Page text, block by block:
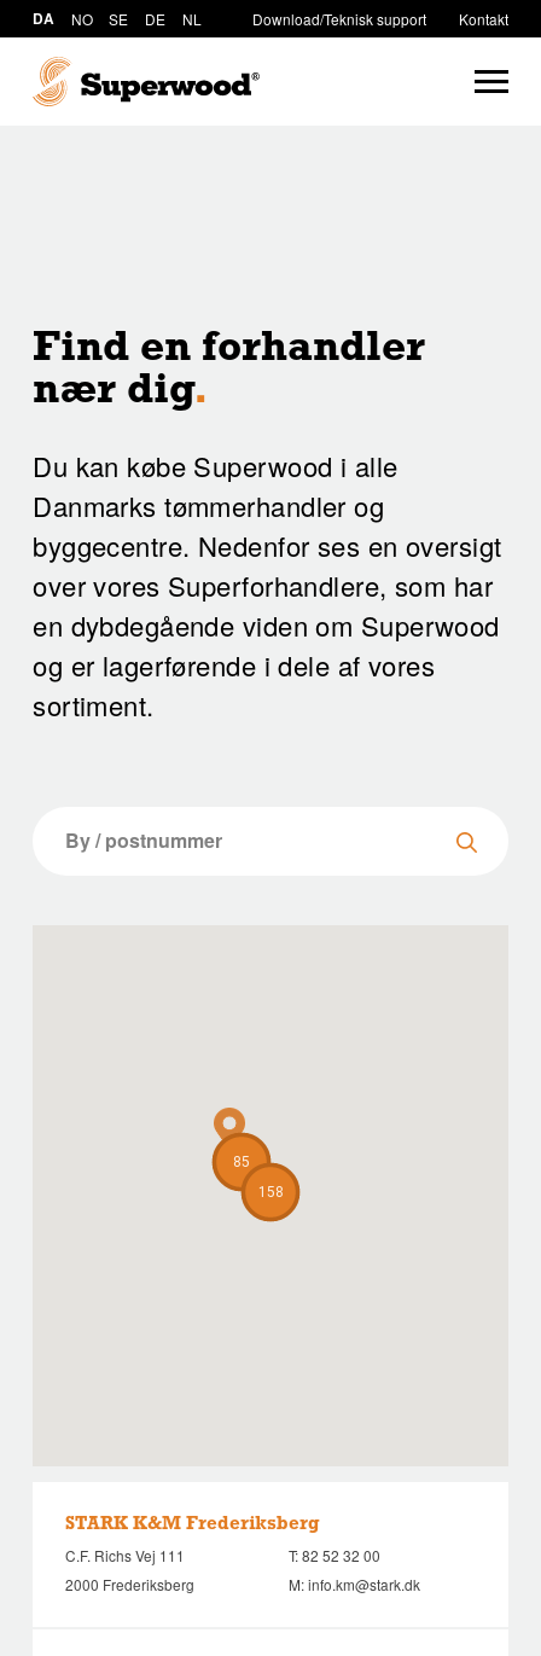
DA NO SE DE NL Download/Teknisk support Kontakt
Find en forhandler
nær dig.
Du kan købe Superwood i alle
Danmarks tømmerhandler og
byggecentre. Nedenfor ses en oversigt
over vores Superforhandlere, som har
en dybdegående viden om Superwood
og er lagerførende i dele af vores
sortiment.
STARK K&M Frederiksberg
C.F. Richs Vej 111
2000 Frederiksberg
T:82 52 32 00
M:info.km@stark.dk
158
85